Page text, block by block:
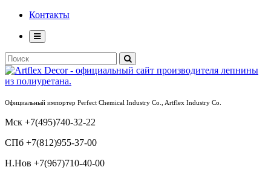
Контакты
Официальный импортер Perfect Chemical Industry Co., Artflex Industry Co.
Мск +7(495)740-32-22
СПб +7(812)955-37-00
Н.Нов +7(967)710-40-00